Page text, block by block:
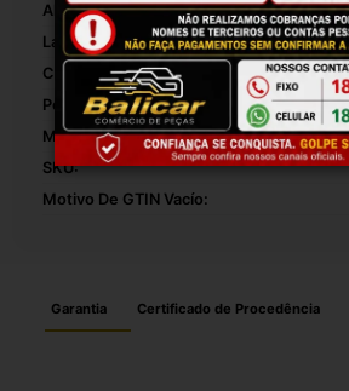
Altura Da Embalagem:
Largura Da Embalagem:
Comprimento Da Embalagem:
Peso Da Embalagem:
Modelo:
SKU:
Motivo De GTIN Vacío:
Garantia Certificado de Procedência